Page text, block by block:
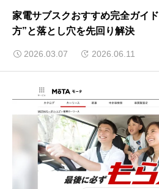
家電サブスクおすすめ完全ガイ
方”と落とし穴を先回り解決
2026.03.07 2026.06.11